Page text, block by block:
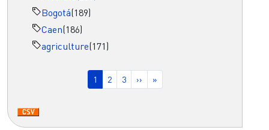
Bogotá(189)
Caen(186)
agriculture(171)
Page courante
1 Page
2 Page
3 Page suivante
›› Dernière page
»